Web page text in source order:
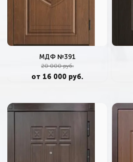
МДФ №391
20 000 руб.
от 16 000 руб.